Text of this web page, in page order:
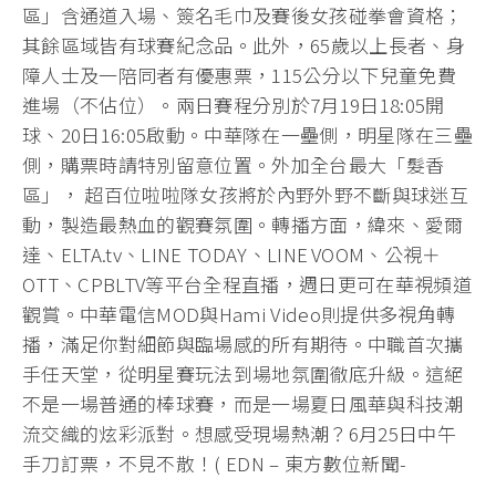
區」含通道入場、簽名毛巾及賽後女孩碰拳會資格；
其餘區域皆有球賽紀念品。此外，65歲以上長者、身
障人士及一陪同者有優惠票，115公分以下兒童免費
進場（不佔位）。兩日賽程分別於7月19日18:05開
球、20日16:05啟動。中華隊在一壘側，明星隊在三壘
側，購票時請特別留意位置。外加全台最大「髮香
區」， 超百位啦啦隊女孩將於內野外野不斷與球迷互
動，製造最熱血的觀賽氛圍。轉播方面，緯來、愛爾
達、ELTA.tv、LINE TODAY、LINE VOOM、公視＋
OTT、CPBLTV等平台全程直播，週日更可在華視頻道
觀賞。中華電信MOD與Hami Video則提供多視角轉
播，滿足你對細節與臨場感的所有期待。中職首次攜
手任天堂，從明星賽玩法到場地氛圍徹底升級。這絕
不是一場普通的棒球賽，而是一場夏日風華與科技潮
流交織的炫彩派對。想感受現場熱潮？6月25日中午
手刀訂票，不見不散！( EDN – 東方數位新聞-